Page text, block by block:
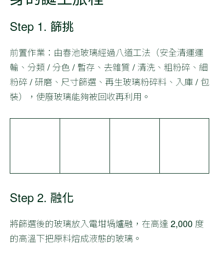
Step 1. 篩挑
前置作業：由春池玻璃經過八道工法（安全清運運
輸、分類 / 分色 / 暫存、去雜質 / 清洗、粗粉碎、細
粉碎 / 研磨、尺寸篩選、再生玻璃粉碎料、入庫 / 包
裝），使廢玻璃能夠被回收再利用。
Step 2. 融化
將篩選後的玻璃放入電坩堝爐融，在高達 2,000 度
的高溫下把原料熔成液態的玻璃。